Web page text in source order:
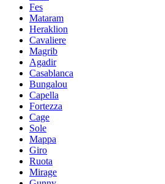
Fes
Mataram
Heraklion
Cavaliere
Magrib
Agadir
Casablanca
Bungalou
Capella
Fortezza
Cage
Sole
Mappa
Giro
Ruota
Mirage